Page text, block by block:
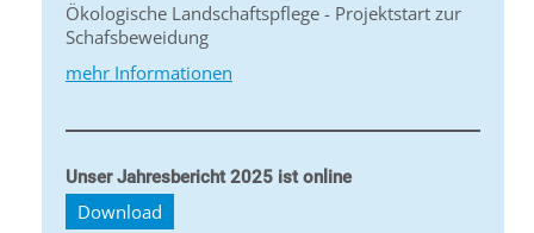
Ökologische Landschaftspflege - Projektstart zur
Schafsbeweidung
mehr Informationen
Unser Jahresbericht 2025 ist online
Download